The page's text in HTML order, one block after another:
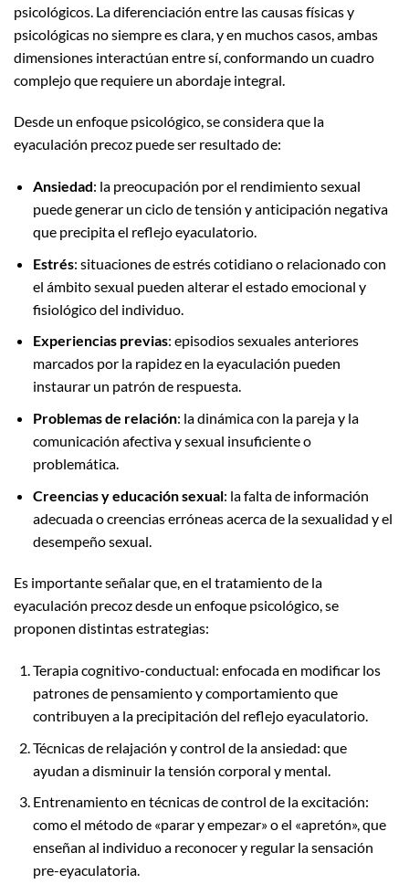
psicológicos. La diferenciación entre las causas físicas y
psicológicas no siempre es clara, y en muchos casos, ambas
dimensiones interactúan entre sí, conformando un cuadro
complejo que requiere un abordaje integral.
Desde un enfoque psicológico, se considera que la
eyaculación precoz puede ser resultado de:
Ansiedad: la preocupación por el rendimiento sexual
puede generar un ciclo de tensión y anticipación negativa
que precipita el reflejo eyaculatorio.
Estrés: situaciones de estrés cotidiano o relacionado con
el ámbito sexual pueden alterar el estado emocional y
fisiológico del individuo.
Experiencias previas: episodios sexuales anteriores
marcados por la rapidez en la eyaculación pueden
instaurar un patrón de respuesta.
Problemas de relación: la dinámica con la pareja y la
comunicación afectiva y sexual insuficiente o
problemática.
Creencias y educación sexual: la falta de información
adecuada o creencias erróneas acerca de la sexualidad y el
desempeño sexual.
Es importante señalar que, en el tratamiento de la
eyaculación precoz desde un enfoque psicológico, se
proponen distintas estrategias:
Terapia cognitivo-conductual: enfocada en modificar los
patrones de pensamiento y comportamiento que
contribuyen a la precipitación del reflejo eyaculatorio.
Técnicas de relajación y control de la ansiedad: que
ayudan a disminuir la tensión corporal y mental.
Entrenamiento en técnicas de control de la excitación:
como el método de «parar y empezar» o el «apretón», que
enseñan al individuo a reconocer y regular la sensación
pre-eyaculatoria.